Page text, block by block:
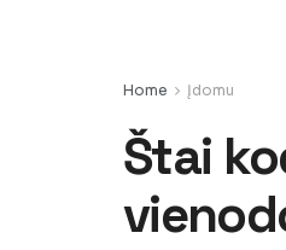
Home Įdomu
Štai